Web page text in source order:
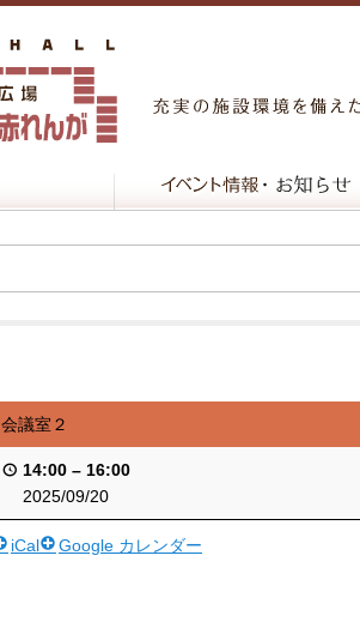
会議室２
14:00 – 16:00
2025/09/20
iCal Google カレンダー